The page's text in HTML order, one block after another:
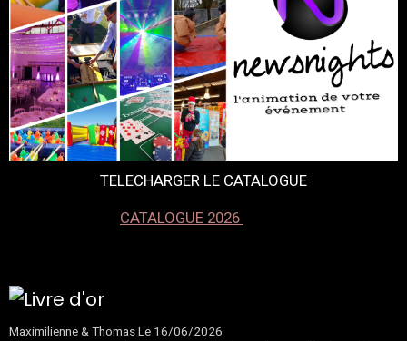
TELECHARGER LE CATALOGUE
CATALOGUE 2026
Maximilienne & ThomasLe 16/06/2026